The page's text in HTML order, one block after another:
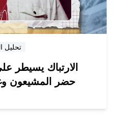
#تحليل
حضر المشيعون